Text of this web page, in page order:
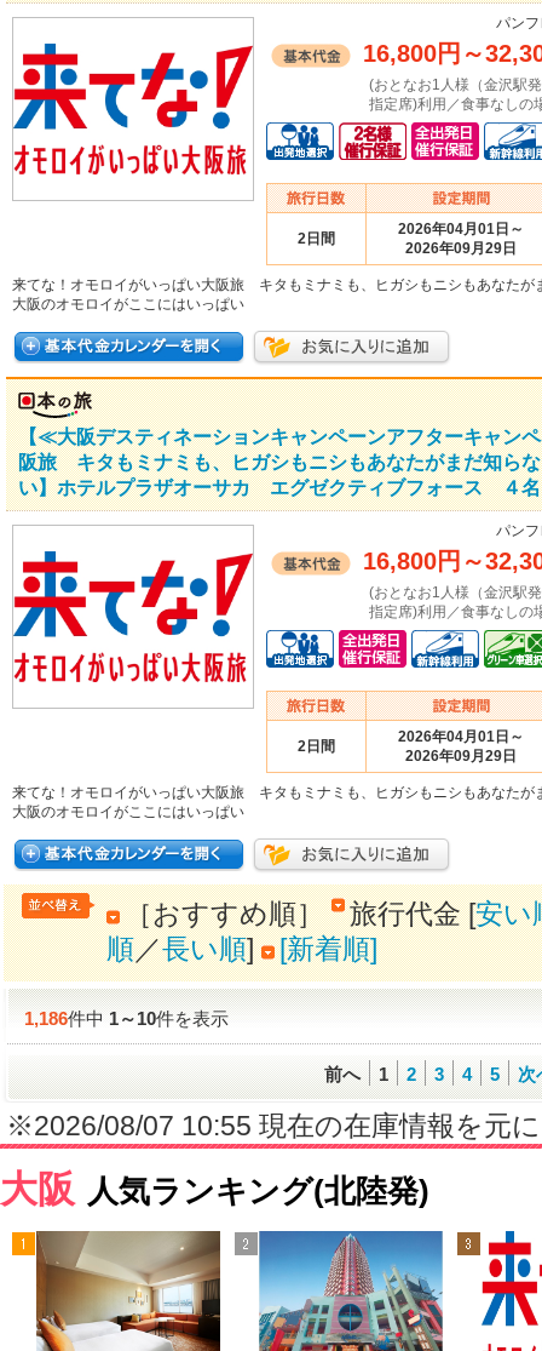
パン
16,800円 ～
(おとなお1人様（金沢駅
指定席)利用／食事なしの
2日間
2026年04月01日～
2026年09月29日
来てな！オモロイがいっぱい大阪旅 キタもミナミも、ヒガシもニシもあなたが
大阪のオモロイがここにはいっぱい
【≪大阪デスティネーションキャンペーンアフターキャン
阪旅 キタもミナミも、ヒガシもニシもあなたがまだ知ら
い】ホテルプラザオーサカ エグゼクティブフォース ４名
パン
16,800円 ～
(おとなお1人様（金沢駅
指定席)利用／食事なしの
2日間
2026年04月01日～
2026年09月29日
来てな！オモロイがいっぱい大阪旅 キタもミナミも、ヒガシもニシもあなたが
大阪のオモロイがここにはいっぱい
［おすすめ順］ 旅行代金 [安い
順／長い順] [新着順]
1,186件中1～10件を表示
前へ 1 2 3 4 5 次
※2026/08/07 10:55 現在の在庫情報を元
大阪 人気ランキング(北陸発)